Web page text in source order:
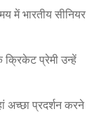
में भारतीय सीनियर
प्रेमी उन्हें
अच्छा प्रदर्शन करने